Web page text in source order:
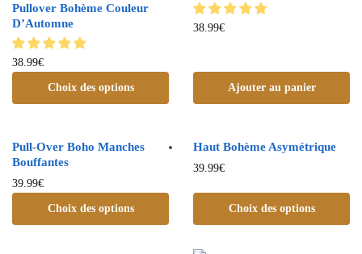
Pullover Bohème Couleur
D’Automne
38.99€
Choix des options
38.99€
Ajouter au panier
Pull-Over Boho Manches
Bouffantes
39.99€
Choix des options
Haut Bohème Asymétrique
39.99€
Choix des options